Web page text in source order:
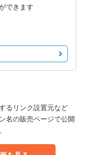
できます
るリンク設置元など
名の販売ページで公開